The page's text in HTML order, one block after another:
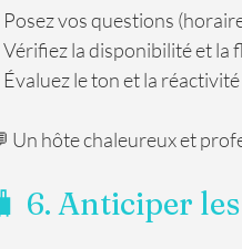
Posez vos questions
Vérifiez la disponibilité et la
Évaluez le ton et la réactivité
Un hôte chaleureux et
6. Anticiper